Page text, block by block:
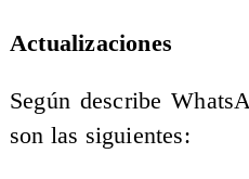
Actualizaciones
Según describe
son las siguientes: